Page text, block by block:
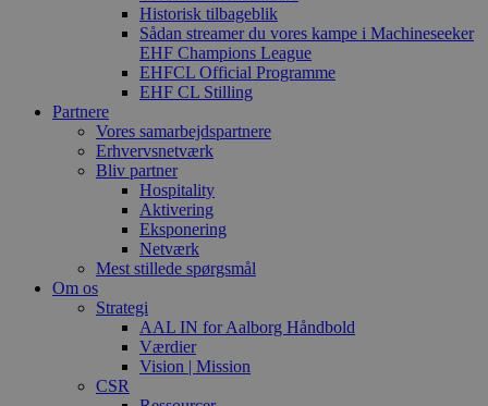
Historisk tilbageblik
Sådan streamer du vores kampe i Machineseeker
EHF Champions League
EHFCL Official Programme
EHF CL Stilling
Partnere
Vores samarbejdspartnere
Erhvervsnetværk
Bliv partner
Hospitality
Aktivering
Eksponering
Netværk
Mest stillede spørgsmål
Om os
Strategi
AAL IN for Aalborg Håndbold
Værdier
Vision | Mission
CSR